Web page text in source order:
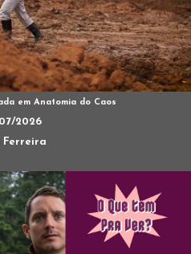
em Anatomia do Caos
2026
Ferreira